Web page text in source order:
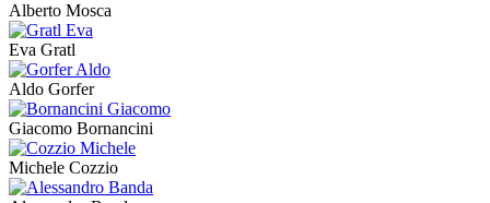
Alberto Mosca
Eva Gratl
Aldo Gorfer
Giacomo Bornancini
Michele Cozzio